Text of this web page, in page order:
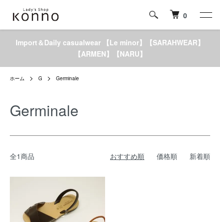
0
Import＆Daily casualwear 【Le minor】【SARAHWEAR】
【ARMEN】【NARU】
ホーム G Germinale
Germinale
全1商品 おすすめ順 価格順 新着順